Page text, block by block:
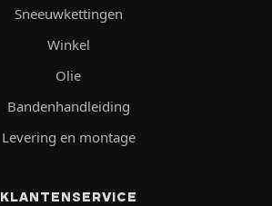
Sneeuwkettingen
Winkel
Olie
Bandenhandleiding
Levering en montage
KLANTENSERVICE